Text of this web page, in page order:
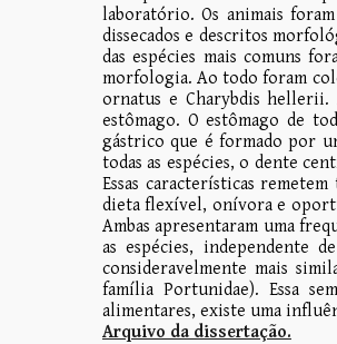
laboratório. Os animais
dissecados e descritos
das espécies mais comuns
morfologia. Ao todo foram
ornatus e Charybdis hellerii.
estômago. O estômago de
gástrico que é formado por
todas as espécies, o dente
Essas características
dieta flexível, onívora e
Ambas apresentaram uma
as espécies, independente
consideravelmente mais
família Portunidae). Essa
alimentares, existe uma
Arquivo da dissertação.